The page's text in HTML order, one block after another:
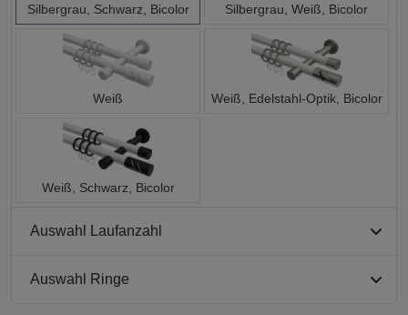
Silbergrau, Schwarz, Bicolor Silbergrau, Weiß, Bicolor
Weiß Weiß, Edelstahl-Optik, Bicolor
Weiß, Schwarz, Bicolor
Auswahl Laufanzahl
Auswahl Ringe